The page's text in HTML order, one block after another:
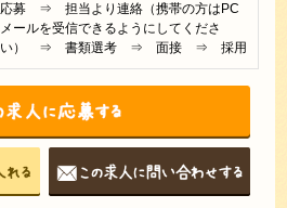
応募 ⇒ 担当より連絡（携帯の方はPC
メールを受信できるようにしてくださ
い） ⇒ 書類選考 ⇒ 面接 ⇒ 採用